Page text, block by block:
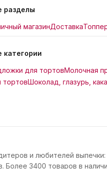
разделы
магазинДоставка
категории
для тортовМолочная
тортовШоколад, глазурь,
и любителей выпечки:
Более 3400 товаров в